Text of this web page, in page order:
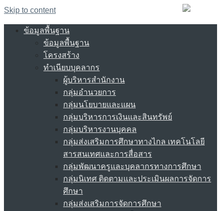
Skip to content
ข้อมูลพื้นฐาน
ข้อมูลพื้นฐาน
โครงสร้าง
ทำเนียบบุคลากร
ผู้บริหารสำนักงาน
กลุ่มอำนวยการ
กลุ่มนโยบายและแผน
กลุ่มบริหารการเงินและสินทรัพย์
กลุ่มบริหารงานบุคคล
กลุ่มส่งเสริมการศึกษาทางไกล เทคโนโลยี
สารสนเทศและการสื่อสาร
กลุ่มพัฒนาครูและบุคลากรทางการศึกษา
กลุ่มนิเทศ ติดตามและประเมินผลการจัดการ
ศึกษา
กลุ่มส่งเสริมการจัดการศึกษา